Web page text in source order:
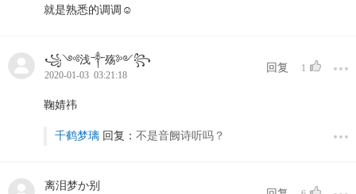
就是熟悉的调调☺
꧁༺浅༒殇༻꧂
2020-01-03 03:21:18
回复 1
鞠婧祎
千鹤梦璃 回复： 不是音阙诗听吗？
离泪梦か别